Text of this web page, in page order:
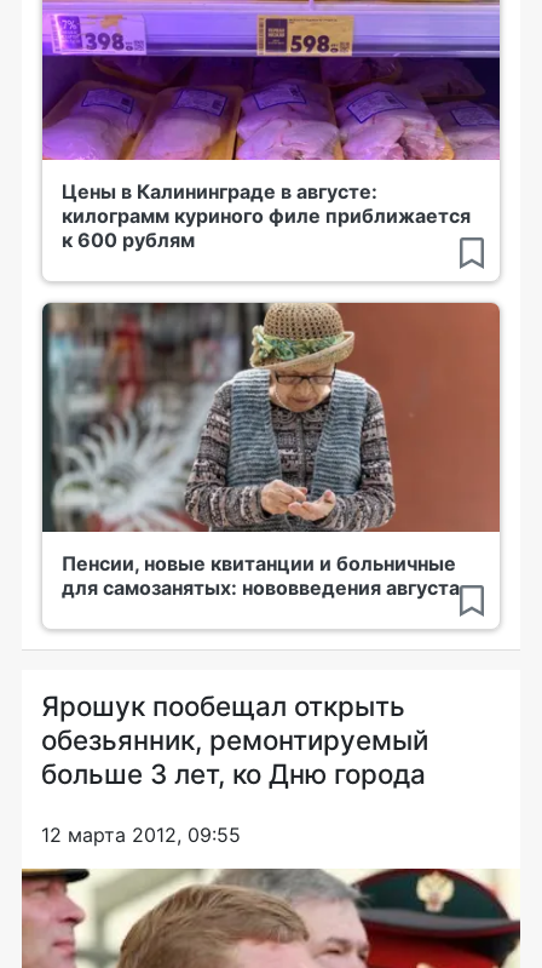
Цены в Калининграде в августе:
килограмм куриного филе приближается
к 600 рублям
Пенсии, новые квитанции и больничные
для самозанятых: нововведения августа
Ярошук пообещал открыть
обезьянник, ремонтируемый
больше 3 лет, ко Дню города
12 марта 2012, 09:55